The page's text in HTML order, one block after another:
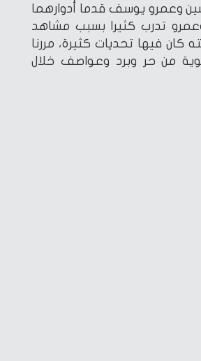
وعمرو يوسف قدما أدوارهما
تدرب كثيرا بسبب مشاهد
كان فيها تحديات كثيرة، مررنا
من حر وبرد وعواصف خلال